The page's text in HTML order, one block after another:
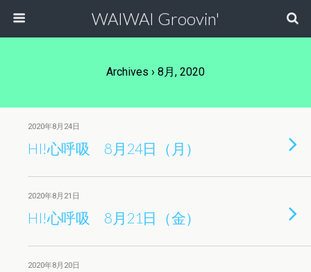
WAIWAI Groovin'
Archives › 8月, 2020
2020年8月24日
HI!心呼吸 8月24日（月）
2020年8月21日
HI!心呼吸 8月21日（金）
2020年8月20日